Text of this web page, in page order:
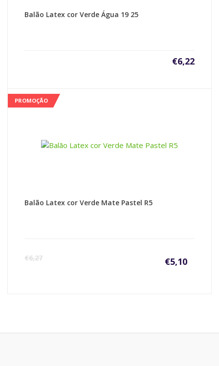
Balão Latex cor Verde Água 19 25
€6,22
PROMOÇÃO
Balão Latex cor Verde Mate Pastel R5
€6,27 €5,10